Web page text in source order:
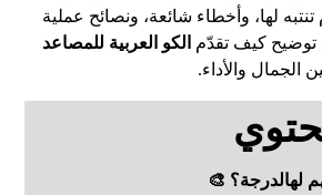
تنتبه لها، وأخطاء شائعة، ونصائح عملية
توضيح كيف تقدّم الكو العربية للمصاعد
الجمال والأداء.
لهالدرجة؟ 🎨